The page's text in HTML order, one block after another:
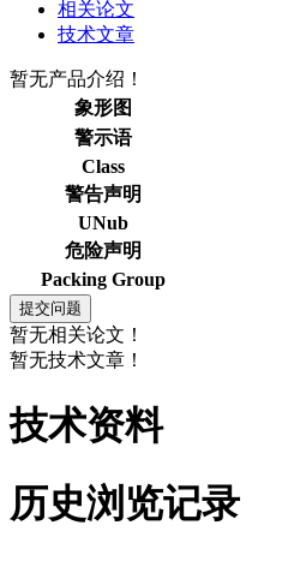
相关论文
技术文章
暂无产品介绍！
象形图
警示语
Class
警告声明
UNub
危险声明
Packing Group
暂无相关论文！
暂无技术文章！
技术资料
历史浏览记录